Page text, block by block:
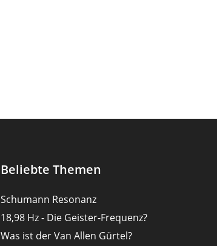
Beliebte Themen
Schumann Resonanz
18,98 Hz - Die Geister-Frequenz?
Was ist der Van Allen Gürtel?